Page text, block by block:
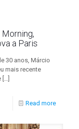
a Paris
30 anos, Márcio
mais recente
[…]
Read more